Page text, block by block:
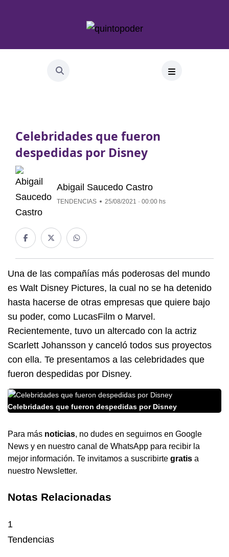
Celebridades que fueron
despedidas por Disney
Abigail Saucedo Castro
TENDENCIAS 25/08/2021 · 00:00 hs
Una de las compañías más poderosas del mundo
es Walt Disney Pictures, la cual no se ha detenido
hasta hacerse de otras empresas que quiere bajo
su poder, como LucasFilm o Marvel.
Recientemente, tuvo un altercado con la actriz
Scarlett Johansson y canceló todos sus proyectos
con ella. Te presentamos a las celebridades que
fueron despedidas por Disney.
Celebridades que fueron despedidas por Disney
Para más noticias, no dudes en seguirnos en Google
News y en nuestro canal de WhatsApp para recibir la
mejor información. Te invitamos a suscribirte gratis a
nuestro Newsletter.
Notas Relacionadas
1
Tendencias